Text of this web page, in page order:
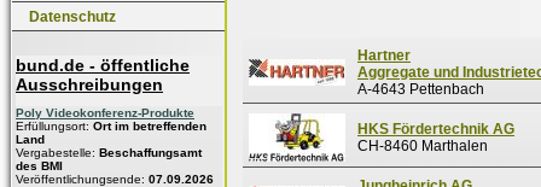
Datenschutz
bund.de - öffentliche
Ausschreibungen
Poly Videokonferenz-Produkte
Erfüllungsort: Ort im betreffenden
Land
Vergabestelle: Beschaffungsamt
des BMI
Veröffentlichungsende: 07.09.2026
Hartner
Aggregate und
A-4643 Pettenbach
HKS Fördertechnik AG
CH-8460 Marthalen